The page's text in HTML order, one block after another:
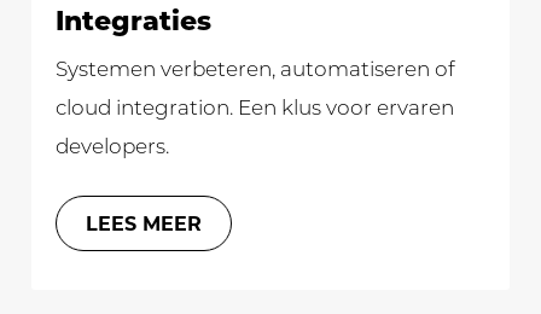
Integraties
Systemen verbeteren, automatiseren of
cloud integration. Een klus voor ervaren
developers.
LEES MEER